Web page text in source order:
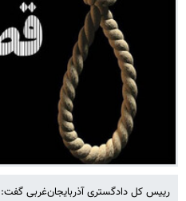
رییس کل دادگستری آذربایجان‌غربی